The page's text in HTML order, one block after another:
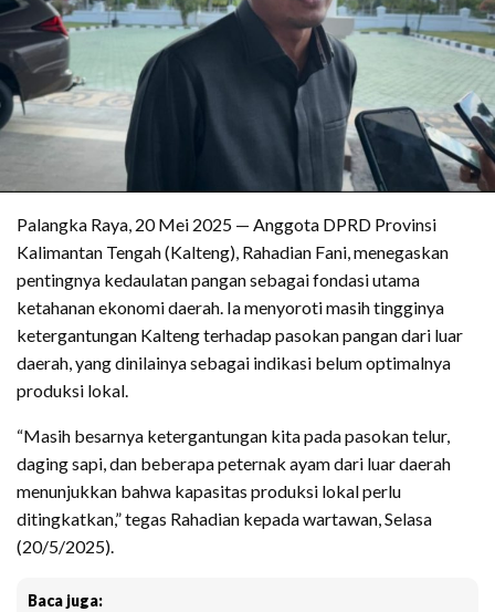
Palangka Raya, 20 Mei 2025 — Anggota DPRD Provinsi
Kalimantan Tengah (Kalteng), Rahadian Fani, menegaskan
pentingnya kedaulatan pangan sebagai fondasi utama
ketahanan ekonomi daerah. Ia menyoroti masih tingginya
ketergantungan Kalteng terhadap pasokan pangan dari luar
daerah, yang dinilainya sebagai indikasi belum optimalnya
produksi lokal.
“Masih besarnya ketergantungan kita pada pasokan telur,
daging sapi, dan beberapa peternak ayam dari luar daerah
menunjukkan bahwa kapasitas produksi lokal perlu
ditingkatkan,” tegas Rahadian kepada wartawan, Selasa
(20/5/2025).
Baca juga: